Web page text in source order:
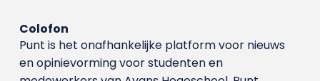
Colofon
Punt is het onafhankelijke platform voor nieuws
en opinievorming voor studenten en